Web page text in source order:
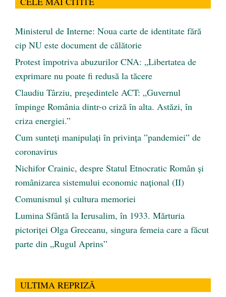
Ministerul de Interne: Noua carte de identitate fără
cip NU este document de călătorie
Protest împotriva abuzurilor CNA: „Libertatea de
exprimare nu poate fi redusă la tăcere
Claudiu Târziu, președintele ACT: „Guvernul
împinge România dintr-o criză în alta. Astăzi, în
criza energiei.”
Cum sunteți manipulați în privința ”pandemiei” de
coronavirus
Nichifor Crainic, despre Statul Etnocratic Român şi
românizarea sistemului economic naţional (II)
Comunismul şi cultura memoriei
Lumina Sfântă la Ierusalim, în 1933. Mărturia
pictoriței Olga Greceanu, singura femeia care a făcut
parte din „Rugul Aprins”
ULTIMA REPRIZĂ